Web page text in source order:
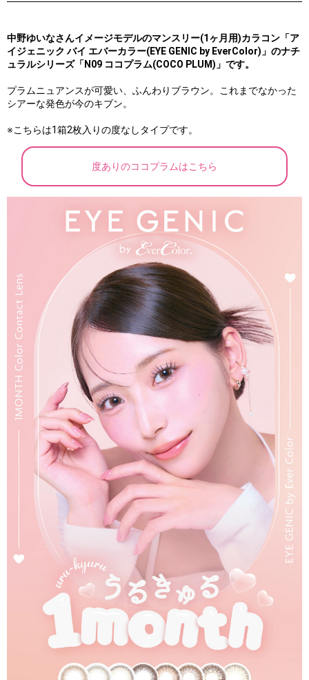
中野ゆいなさんイメージモデルのマンスリー(1ヶ月用)カラコン「ア
イジェニック バイ エバーカラー(EYE GENIC by EverColor)」のナチ
ュラルシリーズ「N09 ココプラム(COCO PLUM)」です。
プラムニュアンスが可愛い、ふんわりブラウン。これまでなかった
シアーな発色が今のキブン。
※こちらは1箱2枚入りの度なしタイプです。
度ありのココプラムはこちら